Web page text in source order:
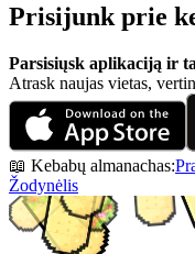
Prisijunk prie
Parsisiųsk aplikaciją ir
Atrask naujas vietas,
📖 Kebabų almanachas:
Žodynėlis